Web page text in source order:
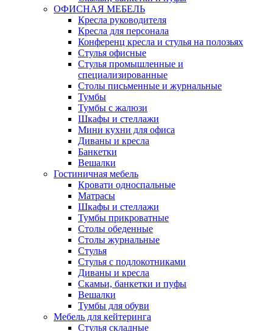
ОФИСНАЯ МЕБЕЛЬ
Кресла руководителя
Кресла для персонала
Конференц кресла и стулья на полозьях
Стулья офисные
Стулья промышленные и
специализированные
Столы письменные и журнальные
Тумбы
Тумбы с жалюзи
Шкафы и стеллажи
Мини кухни для офиса
Диваны и кресла
Банкетки
Вешалки
Гостиничная мебель
Кровати односпальные
Матрасы
Шкафы и стеллажи
Тумбы прикроватные
Столы обеденные
Столы журнальные
Стулья
Стулья с подлокотниками
Диваны и кресла
Скамьи, банкетки и пуфы
Вешалки
Тумбы для обуви
Мебель для кейтеринга
Стулья складные